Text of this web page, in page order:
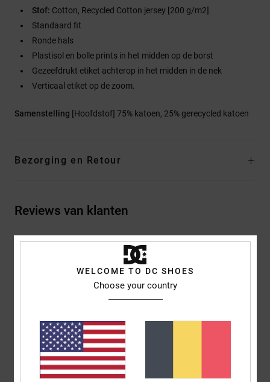
Stof: Cotton, Recycled Cotton jersey [200 g/m2]
Standaard fit
Ronde hals
Plastisol en bolle prints in het midden op de borst
Gezeefdrukt etiket achterop in het midden in de nek
Verticaal etiket op de zoom.
Samenstelling [Hoofdstof] 75% katoen, 25% gerecycled katoen
Bezorging en Retour
Reviews van klanten
Gemiddelde score
3.5/5
gebaseerd op2 geverifieerde beoordelingensinds december
100% van onze klanten bevelen dit product aan
Comfort
Prijs-kwaliteitverhouding
WELCOME TO DC SHOES
Choose your country